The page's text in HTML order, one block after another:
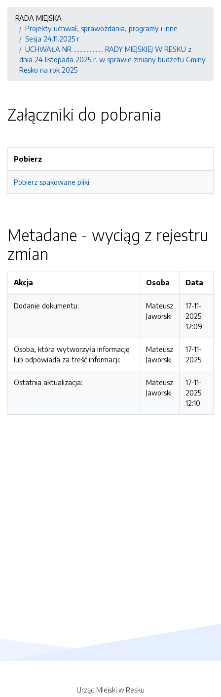
RADA MIEJSKA
Projekty uchwał, sprawozdania, programy i inne
Sesja 24.11.2025 r
UCHWAŁA NR .................... RADY MIEJSKIEJ W RESKU z
dnia 24 listopada 2025 r. w sprawie zmiany budżetu Gminy
Resko na rok 2025
Załączniki do pobrania
Pobierz
Pobierz spakowane pliki
Metadane - wyciąg z rejestru
zmian
Akcja Osoba Data
Dodanie dokumentu:
Mateusz
Jaworski
17-11-
2025
12:09
Osoba, która wytworzyła informację
lub odpowiada za treść informacji:
Mateusz
Jaworski
17-11-
2025
Ostatnia aktualizacja:
Mateusz
Jaworski
17-11-
2025
12:10
Urząd Miejski w Resku